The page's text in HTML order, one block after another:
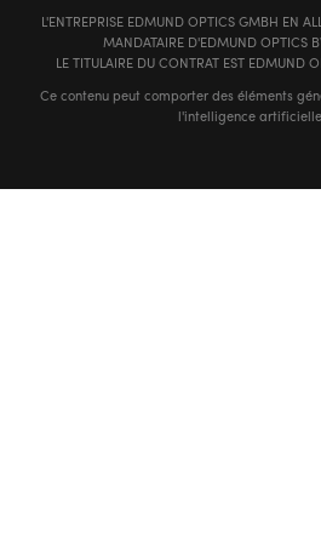
L'ENTREPRISE EDMUND OPTICS GMBH EN
MANDATAIRE D'EDMUND OPTICS
LE TITULAIRE DU CONTRAT EST EDMUND
Ce contenu peut comporter des éléments
l'intelligence